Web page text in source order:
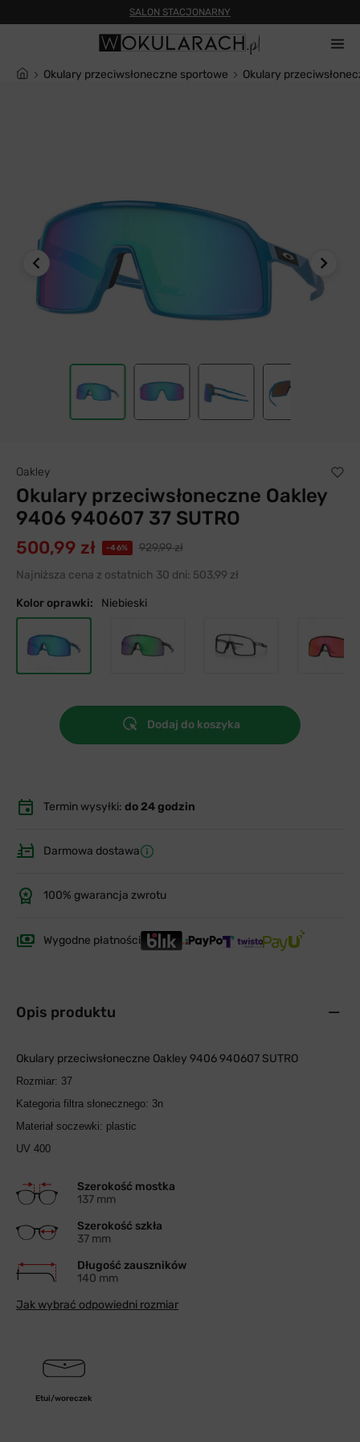
SALON STACJONARNY
Okulary przeciwsłoneczne sportowe Okulary
Oakley
Okulary przeciwsłoneczne Oakley
9406 940607 37 SUTRO
500,99 zł -46%
929,99 zł
Najniższa cena z ostatnich 30 dni: 503,99 zł
Kolor oprawki: Niebieski
Dodaj do koszyka
Termin wysyłki: do 24 godzin
Darmowa dostawa
100% gwarancja zwrotu
Wygodne płatności
Opis produktu
Okulary przeciwsłoneczne Oakley 9406 940607 SUTRO
Rozmiar: 37
Kategoria filtra słonecznego: 3n
Materiał soczewki: plastic
UV 400
Szerokość mostka
137 mm
Szerokość szkła
37 mm
Długość zauszników
140 mm
Jak wybrać odpowiedni rozmiar
Etui/woreczek